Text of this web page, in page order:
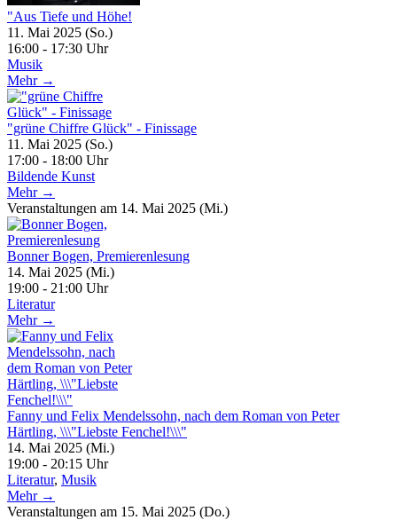
"Aus Tiefe und Höhe!
11. Mai 2025 (So.)
16:00 - 17:30 Uhr
Musik
Mehr →
"grüne Chiffre Glück" - Finissage
11. Mai 2025 (So.)
17:00 - 18:00 Uhr
Bildende Kunst
Mehr →
Veranstaltungen am 14. Mai 2025 (Mi.)
Bonner Bogen, Premierenlesung
14. Mai 2025 (Mi.)
19:00 - 21:00 Uhr
Literatur
Mehr →
Fanny und Felix Mendelssohn, nach dem Roman von Peter
Härtling, \\\"Liebste Fenchel!\\\"
14. Mai 2025 (Mi.)
19:00 - 20:15 Uhr
Literatur, Musik
Mehr →
Veranstaltungen am 15. Mai 2025 (Do.)